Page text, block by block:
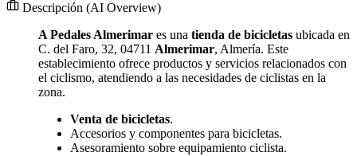
Descripción (AI Overview)
A Pedales Almerimar es una tienda de bicicletas ubicada en
C. del Faro, 32, 04711 Almerimar, Almería. Este
establecimiento ofrece productos y servicios relacionados con
el ciclismo, atendiendo a las necesidades de ciclistas en la
zona.
Venta de bicicletas.
Accesorios y componentes para bicicletas.
Asesoramiento sobre equipamiento ciclista.